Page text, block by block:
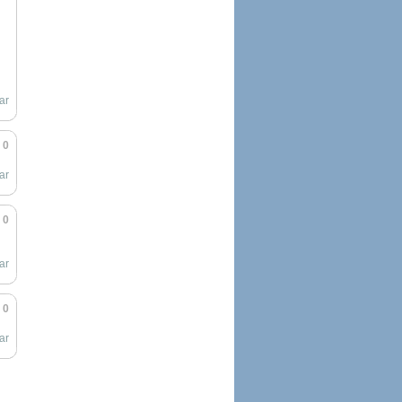
0
0
0